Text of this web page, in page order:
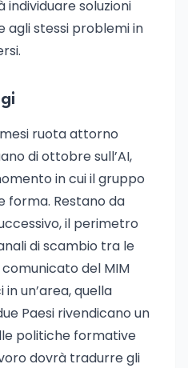
soluzioni
agli stessi problemi in
mesi ruota attorno
di ottobre sull’AI,
in cui il gruppo
forma. Restano da
il perimetro
di scambio tra le
del MIM
un’area, quella
Paesi rivendicano un
politiche formative
dovrà tradurre gli